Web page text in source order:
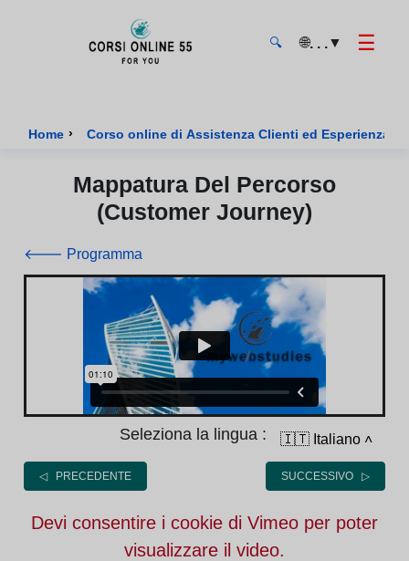
🔍 🌐. . .▼ ☰
Home › Corso online di Assistenza Clienti ed Esperienza
Mappatura Del Percorso
(Customer Journey)
🡐 Programma
Seleziona la lingua : 🇮🇹 Italiano ˄
◁ PRECEDENTE SUCCESSIVO ▷
Devi consentire i cookie di Vimeo per poter
visualizzare il video.